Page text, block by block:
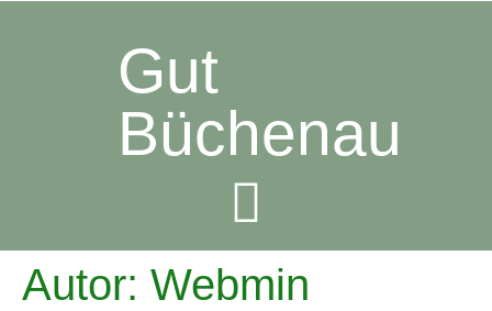
Gut
Büchenau
Autor: Webmin